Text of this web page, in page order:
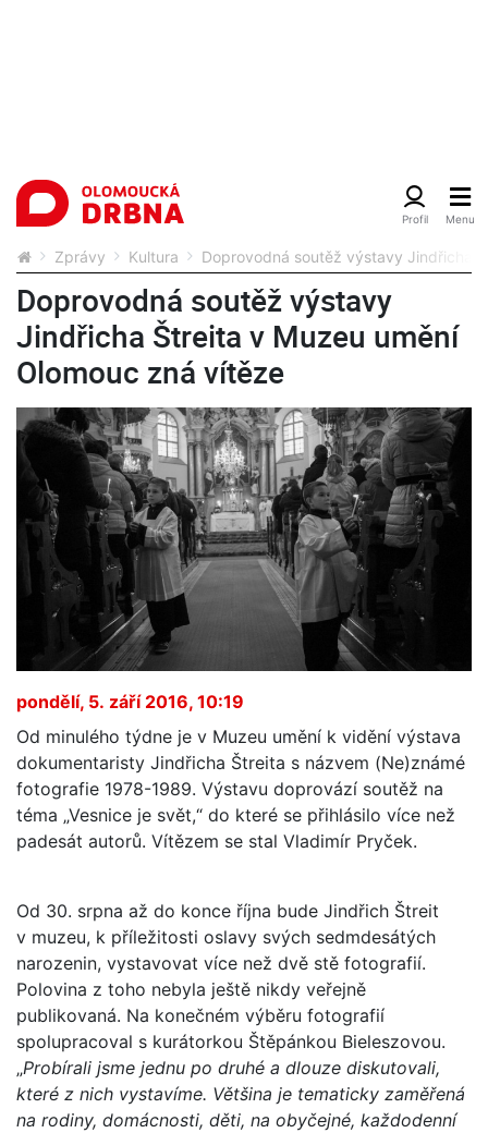
Zprávy Kultura Doprovodná soutěž výstavy Jindřicha
Doprovodná soutěž výstavy
Jindřicha Štreita v Muzeu umění
Olomouc zná vítěze
pondělí, 5. září 2016, 10:19
Od minulého týdne je v Muzeu umění k vidění výstava
dokumentaristy Jindřicha Štreita s názvem (Ne)známé
fotografie 1978-1989. Výstavu doprovází soutěž na
téma „Vesnice je svět,“ do které se přihlásilo více než
padesát autorů. Vítězem se stal Vladimír Pryček.
Od 30. srpna až do konce října bude Jindřich Štreit
v muzeu, k příležitosti oslavy svých sedmdesátých
narozenin, vystavovat více než dvě stě fotografií.
Polovina z toho nebyla ještě nikdy veřejně
publikovaná. Na konečném výběru fotografií
spolupracoval s kurátorkou Štěpánkou Bieleszovou.
„Probírali jsme jednu po druhé a dlouze diskutovali,
které z nich vystavíme. Většina je tematicky zaměřená
na rodiny, domácnosti, děti, na obyčejné, každodenní